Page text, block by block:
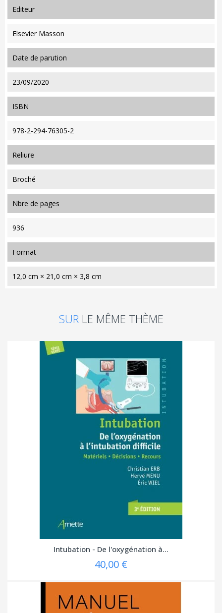
editeur
Elsevier Masson
date de parution
23/09/2020
ISBN
978-2-294-76305-2
reliure
Broché
nbre de pages
936
format
12,0 cm × 21,0 cm × 3,8 cm
SUR LE MÊME THÈME
Intubation - De l'oxygénation à...
40,00 €